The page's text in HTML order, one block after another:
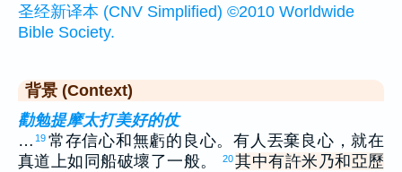
圣经新译本 (CNV Simplified) ©2010 Worldwide
Bible Society.
背景 (Context)
勸勉提摩太打美好的仗
… 19 常存信心和無虧的良心。有人丟棄良心，就在
真道上如同船破壞了一般。
20其中有許米乃和亞歷